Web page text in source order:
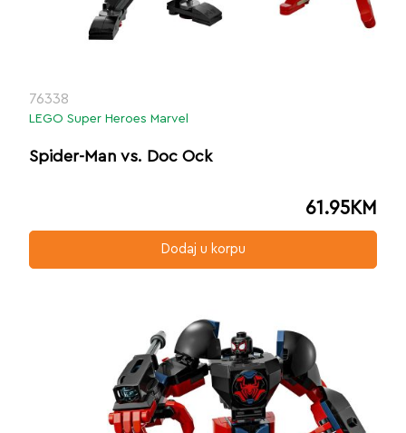
76338
LEGO Super Heroes Marvel
Spider-Man vs. Doc Ock
61.95KM
Dodaj u korpu